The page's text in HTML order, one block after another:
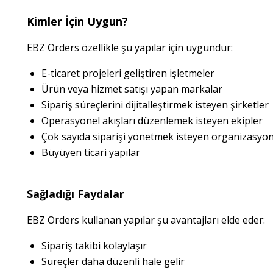
Kimler İçin Uygun?
EBZ Orders özellikle şu yapılar için uygundur:
E-ticaret projeleri geliştiren işletmeler
Ürün veya hizmet satışı yapan markalar
Sipariş süreçlerini dijitalleştirmek isteyen şirketler
Operasyonel akışları düzenlemek isteyen ekipler
Çok sayıda siparişi yönetmek isteyen
Büyüyen ticari yapılar
Sağladığı Faydalar
EBZ Orders kullanan yapılar şu avantajları elde eder:
Sipariş takibi kolaylaşır
Süreçler daha düzenli hale gelir